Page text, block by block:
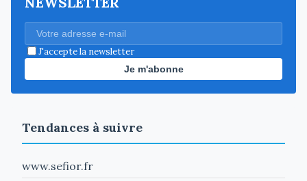
J'accepte la newsletter
Je m'abonne
Tendances à suivre
www.sefior.fr